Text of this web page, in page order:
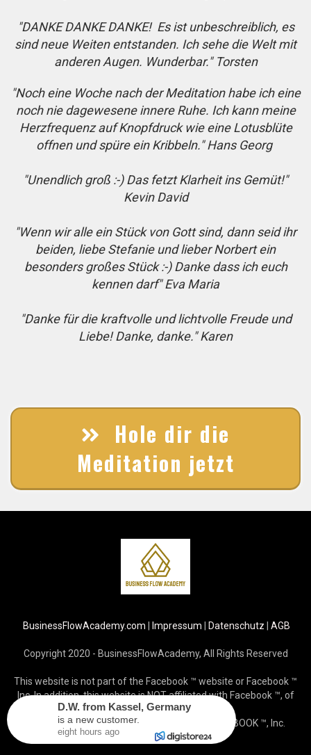
"DANKE DANKE DANKE! Es ist unbeschreiblich, es
sind neue Weiten entstanden. Ich sehe die Welt mit
anderen Augen. Wunderbar." Torsten
"Noch eine Woche nach der Meditation habe ich eine
noch nie dagewesene innere Ruhe. Ich kann meine
Herzfrequenz auf Knopfdruck wie eine Lotusblüte
offnen und spüre ein Kribbeln." Hans Georg
"Unendlich groß :-) Das fetzt Klarheit ins Gemüt!"
Kevin David
"Wenn wir alle ein Stück von Gott sind, dann seid ihr
beiden, liebe Stefanie und lieber Norbert ein
besonders großes Stück :-) Danke dass ich euch
kennen darf" Eva Maria
"Danke für die kraftvolle und lichtvolle Freude und
Liebe! Danke, danke." Karen
Hole dir die
Meditation jetzt
BusinessFlowAcademy.com Impressum Datenschutz AGB
Copyright 2020 - BusinessFlowAcademy, All Rights Reserved
This website is not part of the Facebook ™ website or Facebook ™
Inc. In addition, this website is NOT affiliated with Facebook ™, of
whatever nature.
FACEBOOK ™ is a registered trademark of FACEBOOK ™, Inc.
D.W. from Kassel, Germany
is a new customer.
eight hours ago